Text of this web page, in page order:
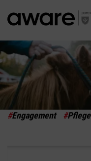
#Engagement #Pflege